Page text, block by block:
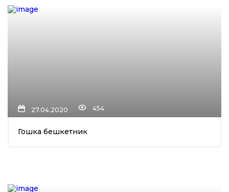
27.04.2020 454
Гошка бешкетник